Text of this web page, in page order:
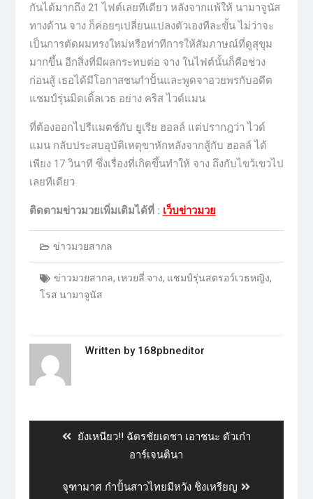
กันได้มากถึง 21 ไฟต์เลยทีเดียว หลังจากแพ้ให้ นามาจูนัส
ทางด้าน จาง ก็ค่อยๆเปลี่ยนแปลงตัวเองทีละขั้น ไม่ว่าจะ
เป็นการตัดผมทรงใหม่หรือท่าทีการให้สัมภาษณ์ที่ดูสุขุม
มากขึ้น อีกสิ่งที่มีผลกระทบต่อ จาง ในไฟต์นั้นก็คือช่วง
ก่อนสู้ เธอได้มีโอกาสชนกำปั้นและพูดจาอวยพรกับอดีต
แชมป์รุ่นมิดเดิ้ลเวธ อย่าง คริส ไวด์แมน
ที่ต้องออกไปรีแมตช์กับ ยูเรีย ฮอลล์ แต่ปรากฎว่า ไวด์
แมน กลับประสบอุบัติเหตุขาหักหลังจากสู้กับ ฮอลล์ ได้
เพียง 17 วินาที ซึ่งเรื่องที่เกิดขึ้นทำให้ จาง ถึงกับไขว้เขวไป
เลยทีเดียว
ติดตามข่าวมวยเพิ่มเติมได้ที่ : เว็บข่าวมวย
ข่าวมวยสากล
ข่าวมวยสากล, เหวยลี่ จาง, แชมป์รุ่นสตรอว์เวธหญิง,
โรส นามาจูนัส
Written by 168pbneditor
ยังเหนียว!! ฉัตรชัยเดชา เอาชนะ ตัวเก๋า
อาร์เจนตินา
จุฑามาศ กำปั้นสาวไทยมีหวัง ชิงเหรียญ